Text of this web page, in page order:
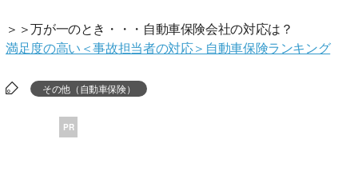
＞＞万が一のとき・・・自動車保険会社の対応は？
満足度の高い＜事故担当者の対応＞自動車保険ランキング
その他（自動車保険）
PR